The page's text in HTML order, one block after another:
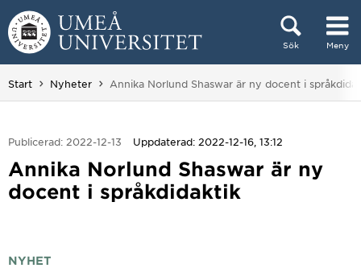
Hoppa direkt till innehållet
Sök Meny
Huvudmenyn dold.
Start Nyheter Du är här:
Annika Norlund Shaswar är ny docent i
Publicerad: 2022-12-13 Uppdaterad: 2022-12-16, 13:12
Annika Norlund Shaswar är ny
docent i språkdidaktik
NYHET